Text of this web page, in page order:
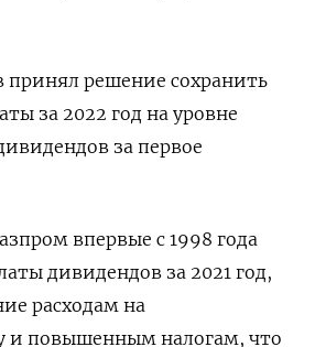
принял решение сохранить
за 2022 год на уровне
за первое
впервые с 1998 года
дивидендов за 2021 год,
расходам на
и повышенным налогам, что